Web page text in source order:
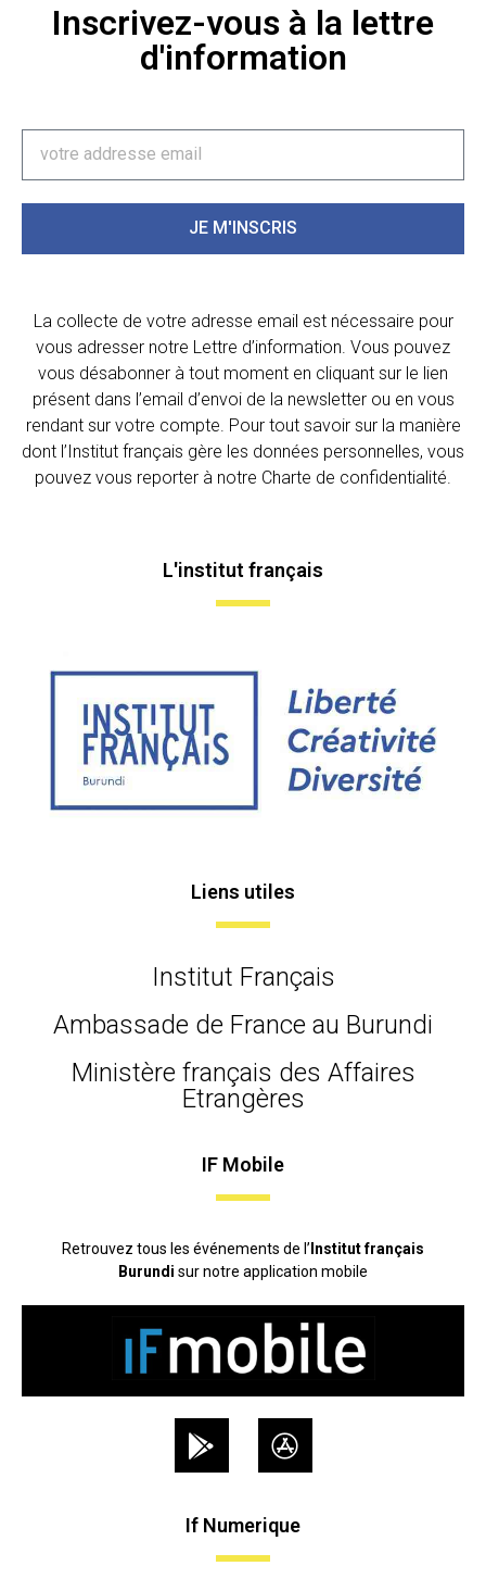
Inscrivez-vous à la lettre
d'information
JE M'INSCRIS
La collecte de votre adresse email est nécessaire pour
vous adresser notre Lettre d’information. Vous pouvez
vous désabonner à tout moment en cliquant sur le lien
présent dans l’email d’envoi de la newsletter ou en vous
rendant sur votre compte. Pour tout savoir sur la manière
dont l’Institut français gère les données personnelles, vous
pouvez vous reporter à notre Charte de confidentialité.
L'institut français
Liens utiles
Institut Français
Ambassade de France au Burundi
Ministère français des Affaires
Etrangères
IF Mobile
Retrouvez tous les événements de l’ Institut français
Burundi sur notre application mobile
If Numerique